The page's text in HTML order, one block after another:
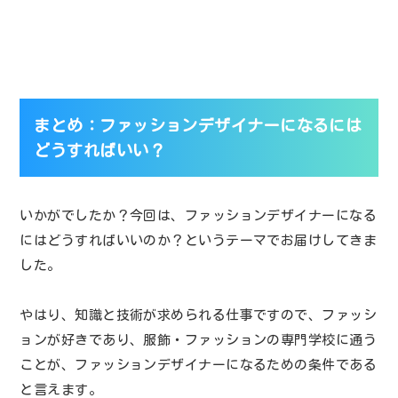
まとめ：ファッションデザイナーになるには
どうすればいい？
いかがでしたか？今回は、ファッションデザイナーになる
にはどうすればいいのか？というテーマでお届けしてきま
した。
やはり、知識と技術が求められる仕事ですので、ファッシ
ョンが好きであり、服飾・ファッションの専門学校に通う
ことが、ファッションデザイナーになるための条件である
と言えます。